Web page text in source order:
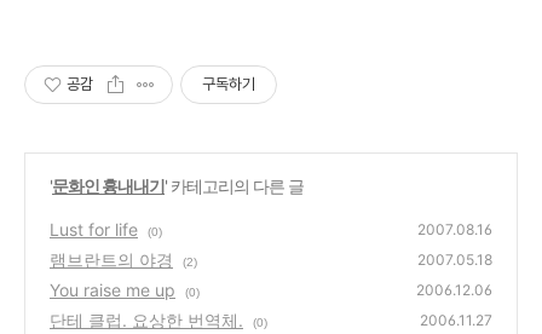
공감 구독하기
'문화인 흉내내기' 카테고리의 다른 글
Lust for life (0) 2007.08.16
램브란트의 야경 (2) 2007.05.18
You raise me up (0) 2006.12.06
단테 클럽. 요상한 번역체. (0) 2006.11.27